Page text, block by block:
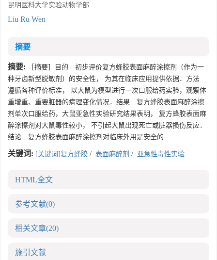
昆明医科大学实验动物学部
Liu Ru Wen
摘要
摘要: ［摘要］目的 初步评价复方蜂胶表面麻醉涂擦剂（作为一
种牙齿新型脱敏剂）的安全性， 为其在临床应用提供依据．方法
遵循各种评价标准， 以大鼠为模型进行一次口服给药实验，观察体
重增重、重要脏器的病理变化情况．结果 复方蜂胶表面麻醉涂擦
剂单次口服给药，大鼠亚急性实验研究结果表明， 复方蜂胶表面麻
醉涂擦剂对大鼠毒性较小， 不引起大鼠出现死亡或脏器损伤反应．
结论 复方蜂胶表面麻醉涂擦剂对临床外用是安全的
关键词: [关键词]复方蜂胶 / 表面麻醉剂 / 亚急性毒性实验
HTML全文
参考文献(0)
相关文章(20)
施引文献